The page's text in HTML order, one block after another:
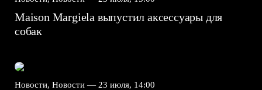
Maison Margiela выпустил аксессуары для
собак
Новости, Новости — 23 июля, 14:00